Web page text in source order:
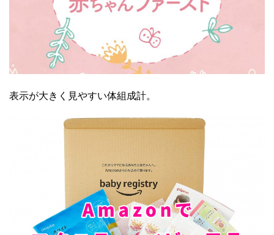
表示が大きく見やすい体組成計。